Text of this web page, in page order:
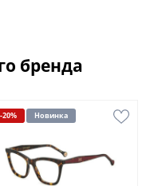
бренда
-20% Новинка